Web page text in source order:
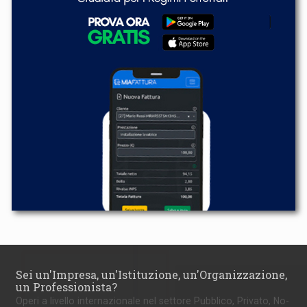
Sei un'Impresa, un'Istituzione, un'Organizzazione,
un Professionista?
Operi a livello internazionale nel settore Pubblico, Privato, No-